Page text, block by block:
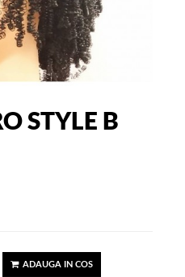
STYLE B
ADAUGA IN COS